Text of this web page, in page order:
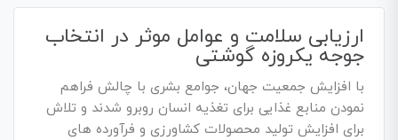
ارزیابی سلامت و عوامل موثر در انتخاب
جوجه یکروزه گوشتی
با افزایش جمعیت جهان، جوامع بشری با چالش فراهم
نمودن منابع غذایی برای تغذیه انسان روبرو شدند و تلاش
برای افزایش تولید محصولات کشاورزی و فرآورده های